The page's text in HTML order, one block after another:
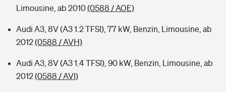
Limousine, ab 2010(0588 / AOE)
Audi A3, 8V (A3 1.2 TFSI), 77 kW, Benzin, Limousine, ab
2012(0588 / AVH)
Audi A3, 8V (A3 1.4 TFSI), 90 kW, Benzin, Limousine, ab
2012(0588 / AVI)